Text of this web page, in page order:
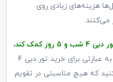
هتل‌ها هزینه‌های زیادی روی
می‌کنند.
یکی دیگر از مواردی که می‌تواند به خرید ارزان تور دبی 4 شب و 5 روز کمک کند،
به عبارتی برای خرید تور دبی 4
کنید که هیچ مناسبتی در تقویم